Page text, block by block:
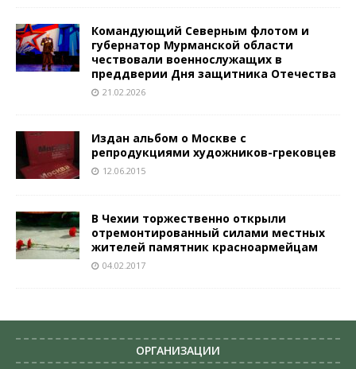
Командующий Северным флотом и
губернатор Мурманской области
чествовали военнослужащих в
преддверии Дня защитника Отечества
21.02.2026
Издан альбом о Москве с
репродукциями художников-грековцев
12.06.2015
В Чехии торжественно открыли
отремонтированный силами местных
жителей памятник красноармейцам
04.02.2017
ОРГАНИЗАЦИИ